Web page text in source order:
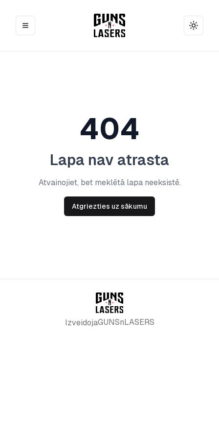
Toggle
404
Lapa nav atrasta
Atvainojiet, bet meklētā lapa neeksistē.
Atgriezties uz sākumu
IzveidojaGUNSnLASERS